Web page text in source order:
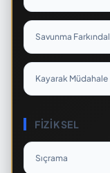
Savunma
Kayarak Müdahale
FIZIKSEL
Sıçrama